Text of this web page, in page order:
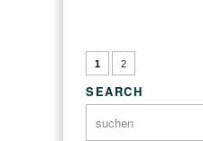
1 2
SEARCH